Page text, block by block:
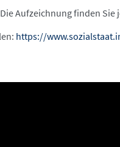
Aufzeichnung finden Sie
https://